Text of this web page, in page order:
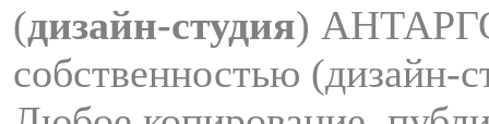
(дизайн-студия)
собственностью